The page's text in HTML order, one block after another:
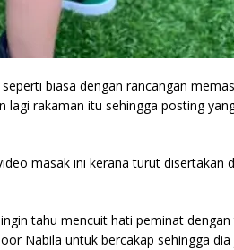
biasa dengan rancangan
lagi rakaman itu sehingga posting
masak ini kerana turut disertakan
tahu mencuit hati peminat
Nabila untuk bercakap sehingga